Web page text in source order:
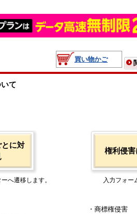
買い物かご
て
に対
へ遷移します。
権利侵
入力フォー
・商標権侵害